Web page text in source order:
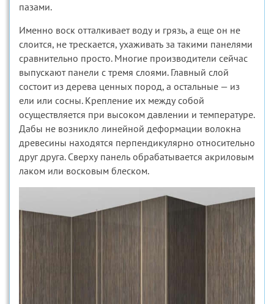
пазами.
Именно воск отталкивает воду и грязь, а еще он не
слоится, не трескается, ухаживать за такими панелями
сравнительно просто. Многие производители сейчас
выпускают панели с тремя слоями. Главный слой
состоит из дерева ценных пород, а остальные — из
ели или сосны. Крепление их между собой
осуществляется при высоком давлении и температуре.
Дабы не возникло линейной деформации волокна
древесины находятся перпендикулярно относительно
друг друга. Сверху панель обрабатывается акриловым
лаком или восковым блеском.